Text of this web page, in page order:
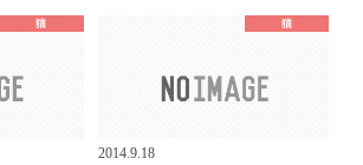
猫 猫
2014.9.18